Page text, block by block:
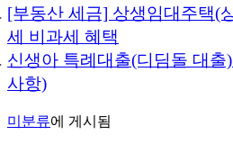
[부동산 세금] 상생임대주택(
세 비과세 혜택
신생아 특례대출(디딤돌 대출
사항)
미분류에 게시됨